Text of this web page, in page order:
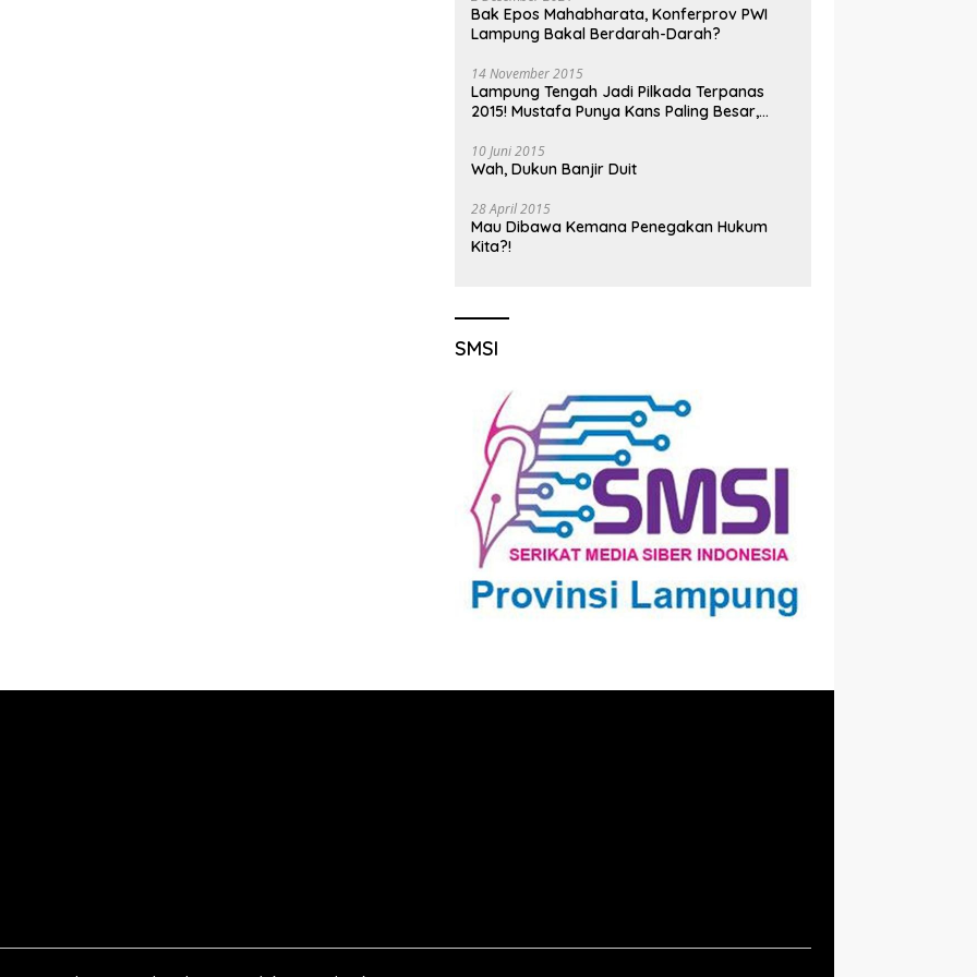
Bak Epos Mahabharata, Konferprov PWI
Lampung Bakal Berdarah-Darah?
14 November 2015
Lampung Tengah Jadi Pilkada Terpanas
2015! Mustafa Punya Kans Paling Besar,
10 Juni 2015
Wah, Dukun Banjir Duit
28 April 2015
Mau Dibawa Kemana Penegakan Hukum
Kita?!
SMSI